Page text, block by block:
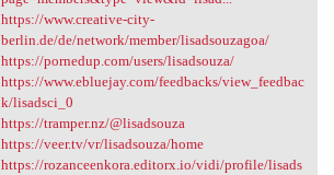
https://www.creative-city-
berlin.de/de/network/member/lisadsouzagoa/
https://pornedup.com/users/lisadsouza/
https://www.ebluejay.com/feedbacks/view_feedbac
k/lisadsci_0
https://tramper.nz/@lisadsouza
https://veer.tv/vr/lisadsouza/home
https://rozanceenkora.editorx.io/vidi/profile/lisads